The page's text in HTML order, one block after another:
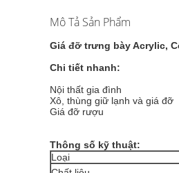
Mô Tả Sản Phẩm
Giá đỡ trưng bày Acrylic,
Chi tiết nhanh:
Nội thất gia đình
Xô, thùng giữ lạnh và giá đỡ
Giá đỡ rượu
Thông số kỹ thuật:
Loại